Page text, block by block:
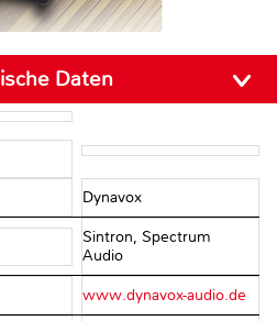
Daten
Dynavox
Sintron, Spectrum
Audio
www.dynavox-audio.de